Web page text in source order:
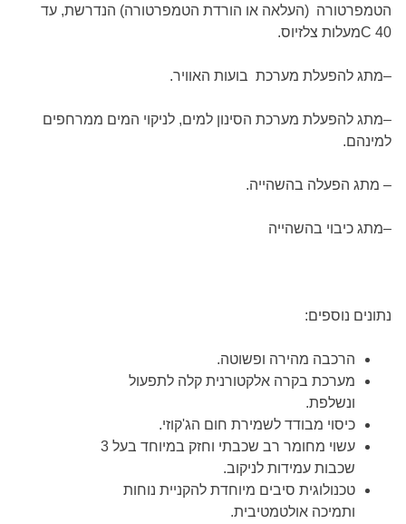
הטמפרטורה (העלאה או הורדת הטמפרטורה) הנדרשת, עד
40
Cמעלות צלזיוס.
–מתג להפעלת מערכת בועות האוויר.
–מתג להפעלת מערכת הסינון למים, לניקוי המים ממרחפים
למינהם.
– מתג הפעלה בהשהייה.
–מתג כיבוי בהשהייה
נתונים נוספים:
הרכבה מהירה ופשוטה.
מערכת בקרה אלקטורנית קלה לתפעול
ונשלפת.
כיסוי מבודד לשמירת חום הג'קוזי.
עשוי מחומר רב שכבתי וחזק במיוחד בעל 3
שכבות עמידות לניקוב.
טכנולוגית סיבים מיוחדת להקניית נוחות
ותמיכה אולטמטיבית.